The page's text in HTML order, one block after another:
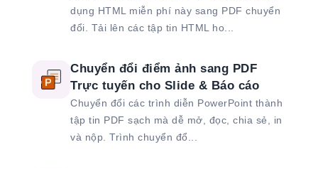
dụng HTML miễn phí này sang PDF chuyển
đổi. Tải lên các tập tin HTML ho...
Chuyển đổi điểm ảnh sang PDF
Trực tuyến cho Slide & Báo cáo
Chuyển đổi các trình diễn PowerPoint thành
tập tin PDF sạch mà dễ mở, đọc, chia sẻ, in
và nộp. Trình chuyển đổ...